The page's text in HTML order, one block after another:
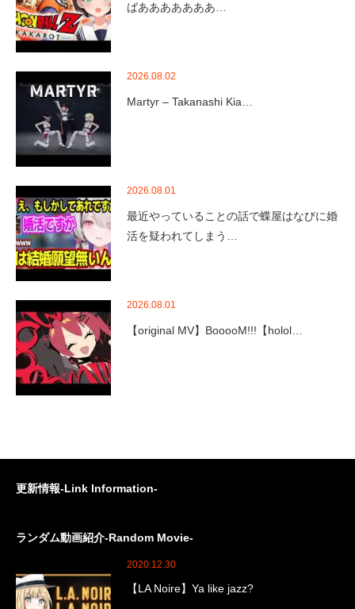
ばあああああああ…
2026.08.02
Martyr – Takanashi Kia…
2026.08.01
最近やっていることの話で蝶屋はなびに婚
活を疑われてしまう…
2026.08.01
【original MV】BooooM!!!【holol…
更新情報-Link Information-
ランダム動画紹介-Random Movie-
2020.12.30
【LA Noire】Ya like jazz?